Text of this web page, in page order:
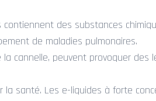
des substances
de maladies pulmonaires.
cannelle, peuvent provoquer des
santé. Les e-liquides à forte